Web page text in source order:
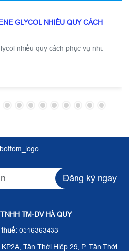
GLYCOL NHIỀU QUY CÁCH
nhiều quy cách phục vụ nhu
bottom_logo
Đăng ký ngay
TM-DV HÀ QUY
thuế:0316363433
Tân Thới Hiệp 29, P. Tân Thới